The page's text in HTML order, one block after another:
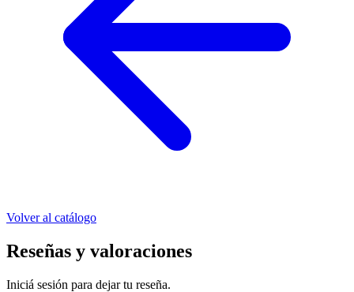
Volver al catálogo
Reseñas y valoraciones
Iniciá sesión para dejar tu reseña.